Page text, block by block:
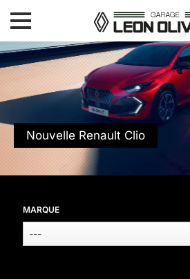
Accueil
Vehicules neufs
Vehicules d’occasions
Atelier Carrosserie
Atelier Mecanique
Contact
Nouvelle Renault Clio
MARQUE
---